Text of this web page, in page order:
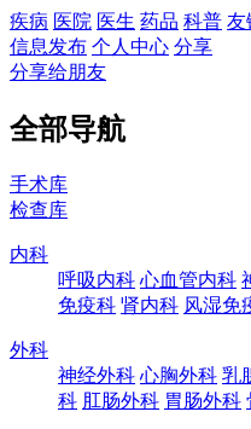
疾病 医院 医生 药品 科普 友
信息发布 个人中心 分享
分享给朋友
全部导航
手术库
检查库
内科
呼吸内科 心血管内科
免疫科 肾内科 风湿免
外科
神经外科 心胸外科 乳
科 肛肠外科 胃肠外科